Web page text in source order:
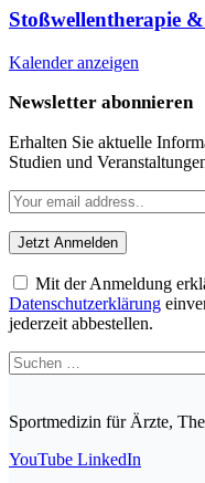
Stoßwellentherapie
Kalender anzeigen
Newsletter abonnieren
Erhalten Sie aktuelle
Studien und
Mit der Anmeldung
Datenschutzerklärung
jederzeit abbestellen.
Suchen
nach:
Sportmedizin für Ärzte,
YouTube LinkedIn